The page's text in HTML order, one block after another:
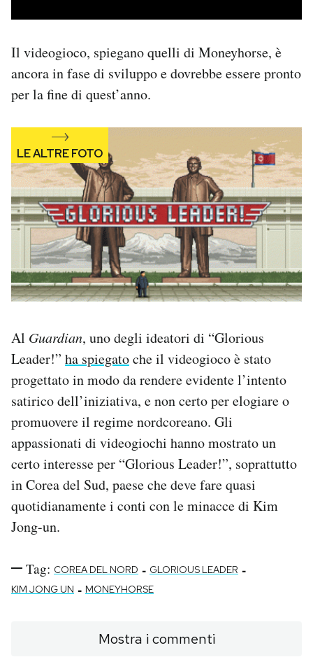
Il videogioco, spiegano quelli di Moneyhorse, è
ancora in fase di sviluppo e dovrebbe essere pronto
per la fine di quest’anno.
Al Guardian, uno degli ideatori di “Glorious
Leader!” ha spiegatoche il videogioco è stato
progettato in modo da rendere evidente l’intento
satirico dell’iniziativa, e non certo per elogiare o
promuovere il regime nordcoreano. Gli
appassionati di videogiochi hanno mostrato un
certo interesse per “Glorious Leader!”, soprattutto
in Corea del Sud, paese che deve fare quasi
quotidianamente i conti con le minacce di Kim
Jong-un.
Tag: COREA DEL NORD - GLORIOUS LEADER -
KIM JONG UN - MONEYHORSE
Mostra i commenti